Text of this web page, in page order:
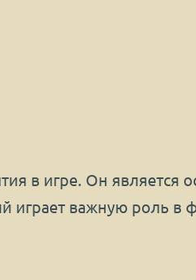
в игре. Он является
играет важную роль в